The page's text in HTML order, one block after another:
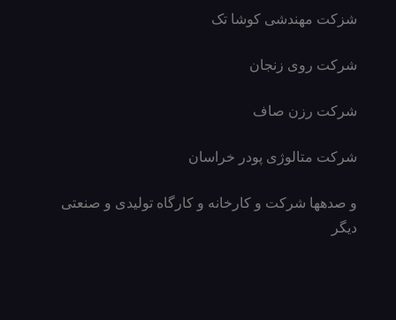
شزکت مهندشی کوشا تک
شرکت روی زنجان
شرکت رزن صاف
شرکت متالوژی پودر خراسان
و صدهها شرکت و کارخانه و کارگاه تولیدی و صنعتی
دیگر